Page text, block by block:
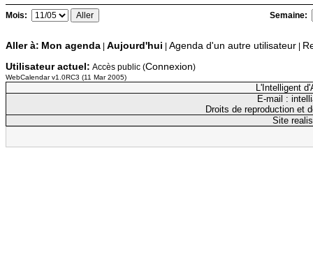
Mois: Semaine:
Aller à: Mon agenda Aujourd'hui Agenda d'un autre utilisateur
Utilisateur actuel: Accès public (Connexion)
WebCalendar v1.0RC3 (11 Mar 2005)
L'Intelligent
E-mail :
Droits de reproduction et
Site